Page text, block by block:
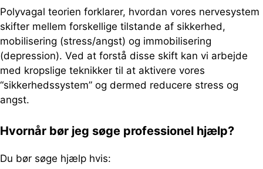
Polyvagal teorien forklarer, hvordan vores nervesystem
skifter mellem forskellige tilstande af sikkerhed,
mobilisering (stress/angst) og immobilisering
(depression). Ved at forstå disse skift kan vi arbejde
med kropslige teknikker til at aktivere vores
“sikkerhedssystem” og dermed reducere stress og
angst.
Hvornår bør jeg søge professionel hjælp?
Du bør søge hjælp hvis: